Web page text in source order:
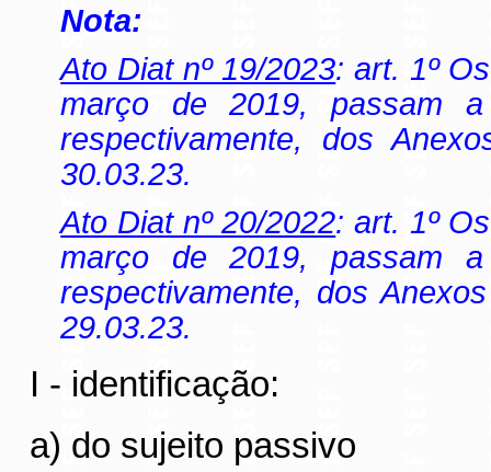
Nota:
Ato Diat nº 19/2023: art. 1º
março de 2019, passam a
respectivamente, dos
30.03.23.
Ato Diat nº 20/2022: art. 1º
março de 2019, passam a
respectivamente, dos
29.03.23.
I - identificação:
a) do sujeito passivo